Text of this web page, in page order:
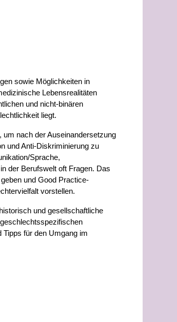
sowie Möglichkeiten in
Lebensrealitäten
und nicht-binären
liegt.
nach der Auseinandersetzung
und Anti-Diskriminierung zu
Sprache,
der Berufswelt oft Fragen. Das
und Good Practice-
vorstellen.
und gesellschaftliche
für den Umgang im